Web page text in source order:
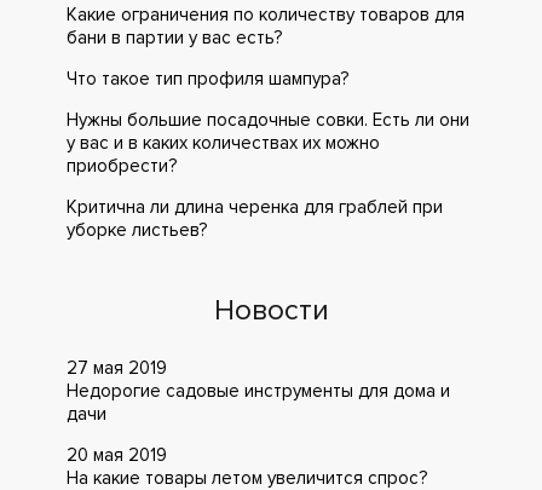
Какие ограничения по количеству товаров для
бани в партии у вас есть?
Что такое тип профиля шампура?
Нужны большие посадочные совки. Есть ли они
у вас и в каких количествах их можно
приобрести?
Критична ли длина черенка для граблей при
уборке листьев?
Новости
27 мая 2019
Недорогие садовые инструменты для дома и
дачи
20 мая 2019
На какие товары летом увеличится спрос?